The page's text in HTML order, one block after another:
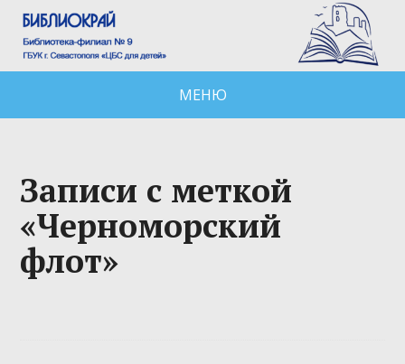
МЕНЮ
Записи с меткой
«Черноморский
флот»